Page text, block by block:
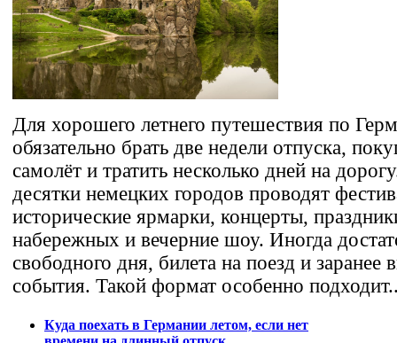
Для хорошего летнего путешествия по
обязательно брать две недели отпуска,
самолёт и тратить несколько дней на
десятки немецких городов проводят
исторические ярмарки, концерты,
набережных и вечерние шоу. Иногда
свободного дня, билета на поезд и заранее
события. Такой формат особенно
Куда поехать в Германии летом, если нет